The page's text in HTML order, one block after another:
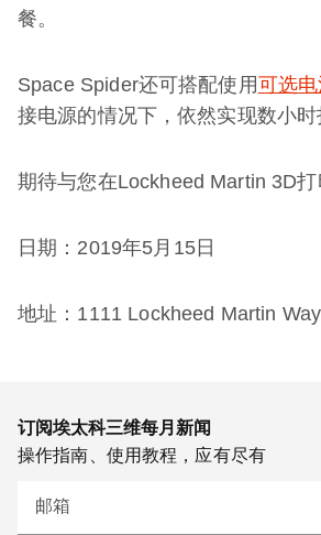
餐。
Space Spider还可搭配使用可选电
接电源的情况下，依然实现数小时
期待与您在Lockheed Martin 3D打
日期：2019年5月15日
地址：1111 Lockheed Martin
订阅埃太科三维每月新闻
操作指南、使用教程，应有尽有
邮箱